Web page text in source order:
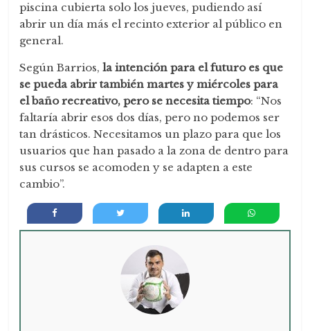
piscina cubierta solo los jueves, pudiendo así
abrir un día más el recinto exterior al público en
general.
Según Barrios, la intención para el futuro es que
se pueda abrir también martes y miércoles para
el baño recreativo, pero se necesita tiempo: “Nos
faltaría abrir esos dos días, pero no podemos ser
tan drásticos. Necesitamos un plazo para que los
usuarios que han pasado a la zona de dentro para
sus cursos se acomoden y se adapten a este
cambio”.